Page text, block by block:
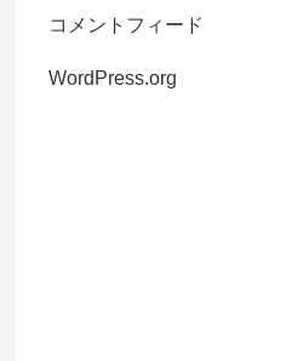
コメントフィード
WordPress.org